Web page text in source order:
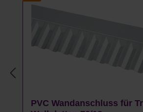
PVC Wandanschluss für